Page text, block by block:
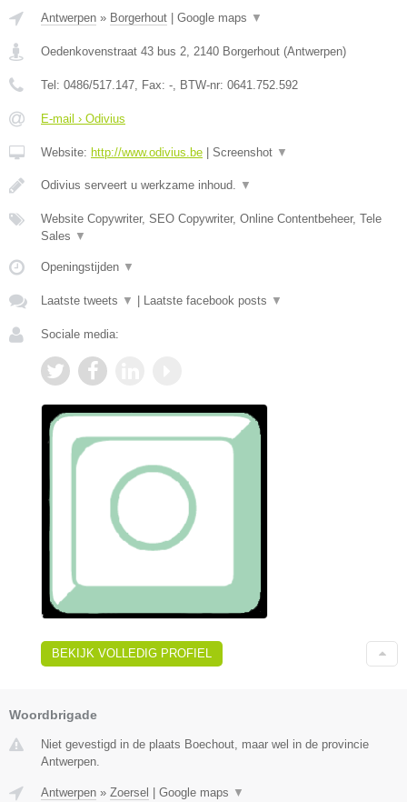
Antwerpen » Borgerhout | Google maps ▼
Oedenkovenstraat 43 bus 2 2140 Borgerhout (Antwerpen)
Tel: 0486/517.147 , Fax: - , BTW-nr: 0641.752.592
E-mail › Odivius
Website: http://www.odivius.be | Screenshot ▼
Odivius serveert u werkzame inhoud. ▼
Website Copywriter, SEO Copywriter, Online Contentbeheer, Tele
Sales ▼
Openingstijden ▼
Laatste tweets ▼ | Laatste facebook posts ▼
Sociale media:
BEKIJK VOLLEDIG PROFIEL
Woordbrigade
Niet gevestigd in de plaats Boechout, maar wel in de provincie
Antwerpen.
Antwerpen » Zoersel | Google maps ▼